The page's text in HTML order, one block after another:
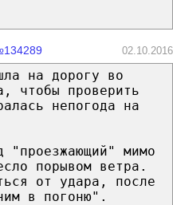
02.10.2016
на дорогу во
чтобы проверить
непогода на
"проезжающий" мимо
порывом ветра.
от удара, после
в погоню".